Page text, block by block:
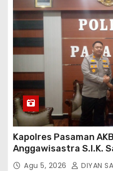
Kapolres Pasaman
Anggawisastra S.I.K.
Kepala Cakrawala Tv
Agu 5, 2026 DIYAN